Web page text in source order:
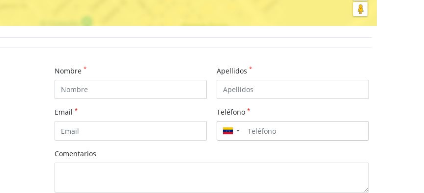
Nombre * Apellidos *
Email * Teléfono *
▼
Comentarios